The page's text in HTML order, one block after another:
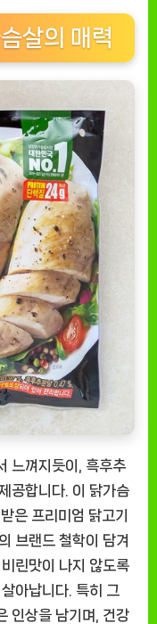
건
강
과
을
동
시
에
[EatingNOW
ㅣ
추
천
상
품]
살의 매력
느껴지듯이, 흑후추
공합니다. 이 닭가슴
은 프리미엄 닭고기
브랜드 철학이 담겨
린맛이 나지 않도록
아납니다. 특히 그
인상을 남기며, 건강